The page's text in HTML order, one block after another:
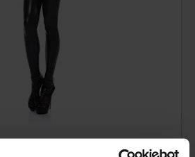
WETLOOK STRING – PATRICE